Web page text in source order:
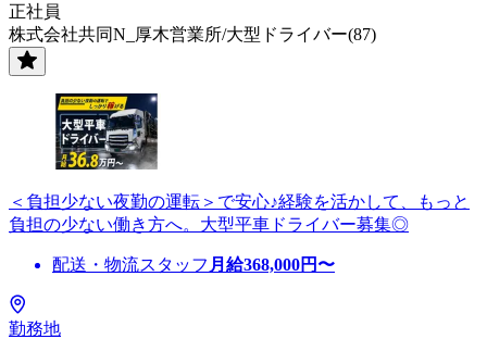
正社員
株式会社共同N_厚木営業所/大型ドライバー(87)
＜負担少ない夜勤の運転＞で安心♪経験を活かして、もっと
負担の少ない働き方へ。大型平車ドライバー募集◎
配送・物流スタッフ 月給368,000円〜
勤務地